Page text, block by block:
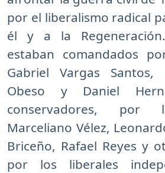
por el liberalismo radical
él y a la
estaban comandados
Gabriel Vargas Santos,
Obeso y Daniel
conservadores, por
Marceliano Vélez,
Briceño, Rafael Reyes y
por los liberales